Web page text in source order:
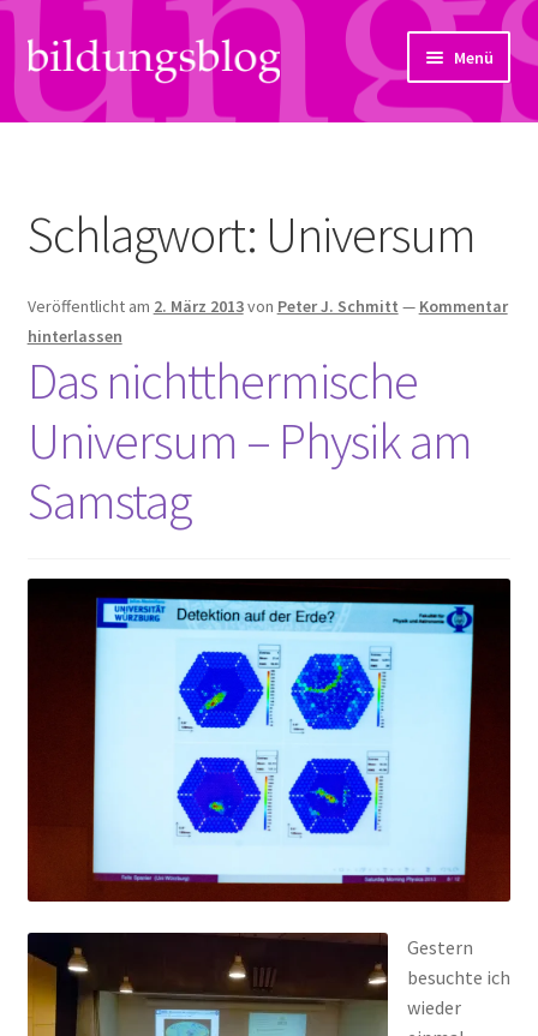
Zur
Navigation
springen
Zum
Inhalt
springen
Menü
Über uns
Links
Kontakt
Subjektiv
Bildungsreport
Hendriks Gedanken
Talks & Tratsch
Alle Beiträge:
Schlagwort: Universum
Veröffentlicht am 2. März 2013von Peter J. Schmitt — Kommentar
hinterlassen
Das nichtthermische
Universum – Physik am
Samstag
Gestern
besuchte ich
wieder